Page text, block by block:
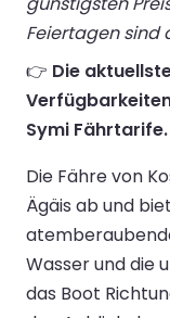
Feiertagen sind
👉 Die
Symi Fährtarife.
Die Fähre von
Ägäis ab und
Wasser und die
das Boot